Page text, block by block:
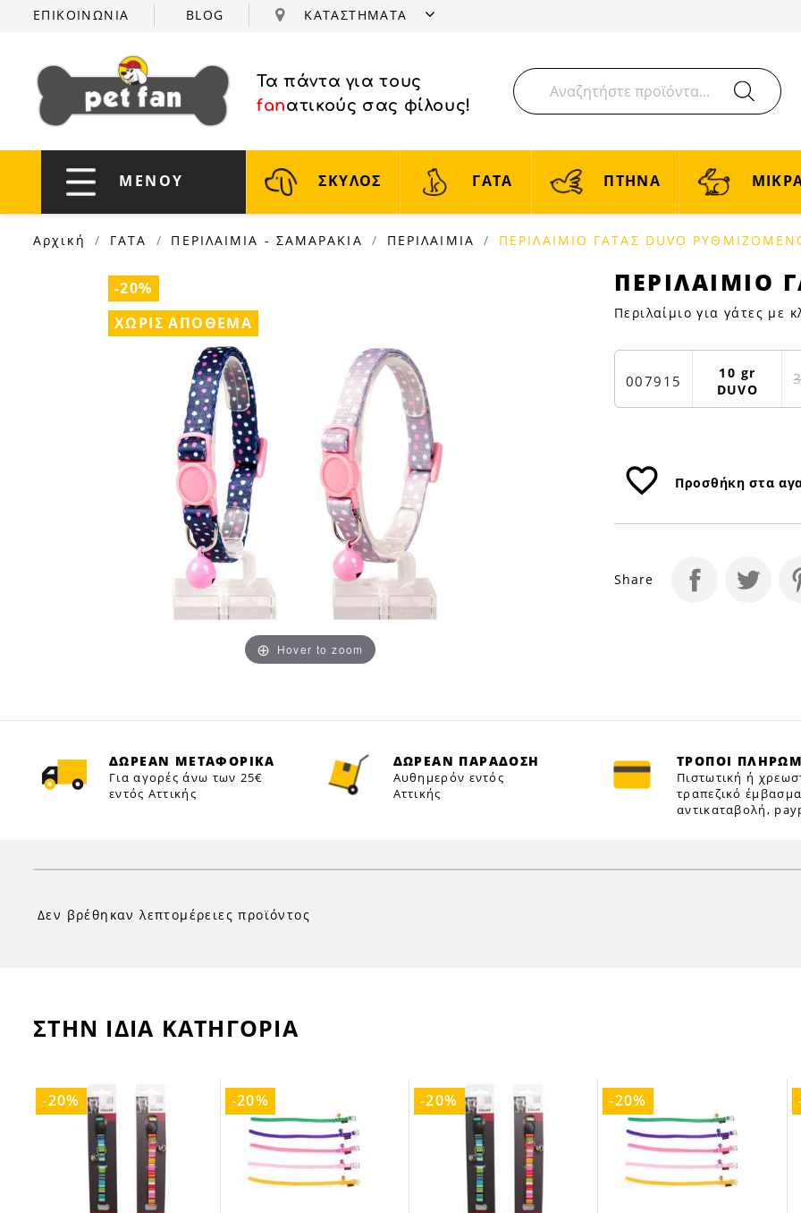
ΕΠΙΚΟΙΝΩΝΙΑ BLOG ΚΑΤΑΣΤΗΜΑΤΑ
Τα πάντα για τους
fanατικούς σας φίλους!
ΜΕΝΟΥ ΣΚΥΛΟΣ ΓΑΤΑ ΠΤΗΝΑ
Αρχική ΓΑΤΑ ΠΕΡΙΛΑΙΜΙΑ - ΣΑΜΑΡΑΚΙΑ ΠΕΡΙΛΑΙΜΙΑ ΠΕΡΙΛΑΙΜΙΟ ΓΑΤΑΣ DUVO
-20%
ΧΩΡΊΣ ΑΠΌΘΕΜΑ
Hover to zoom
ΠΕΡΙΛΑΙΜΙΟ
ΓΑΤΑΣ
DUVO
|
Petfan
ΠΕΡΙΛΑΙΜΙΟ
Περιλαίμιο για γάτες με
007915
10 gr
DUVO
favorite_border Προσθήκη στα
Share
ΔΩΡΕΑΝ ΜΕΤΑΦΟΡΙΚΑ
Για αγορές άνω των 25€
εντός Αττικής
ΔΩΡΕΑΝ ΠΑΡΑΔΟΣΗ
Αυθημερόν εντός
Αττικής
ΤΡΟΠΟΙ
Πιστωτική ή
τραπεζικό
αντικαταβολή,
Δεν βρέθηκαν λεπτομέρειες προϊόντος
ΣΤΗΝ ΙΔΙΑ ΚΑΤΗΓΟΡΙΑ
-20% -20% -20% -20%